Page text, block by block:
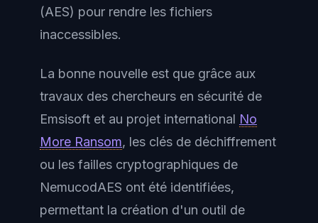
(AES) pour rendre les fichiers
inaccessibles.
La bonne nouvelle est que grâce aux
travaux des chercheurs en sécurité de
Emsisoft et au projet international No
More Ransom, les clés de déchiffrement
ou les failles cryptographiques de
NemucodAES ont été identifiées,
permettant la création d'un outil de